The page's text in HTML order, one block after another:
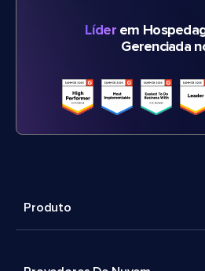
Líderem
Gerenciada
Produto